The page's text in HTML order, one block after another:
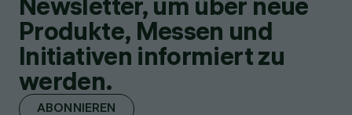
Produkte, Messen und
Initiativen informiert zu
werden.
ABONNIEREN